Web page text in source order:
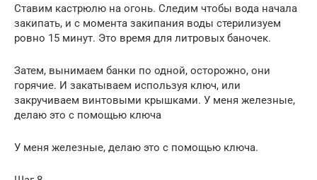
Ставим кастрюлю на огонь. Следим чтобы вода начала
закипать, и с момента закипания воды стерилизуем
ровно 15 минут. Это время для литровых баночек.
Затем, вынимаем банки по одной, осторожно, они
горячие. И закатываем используя ключ, или
закручиваем винтовыми крышками. У меня железные,
делаю это с помощью ключа
У меня железные, делаю это с помощью ключа.